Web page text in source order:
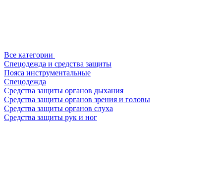
Все категории
Спецодежда и средства защиты
Пояса инструментальные
Спецодежда
Средства защиты органов дыхания
Средства защиты органов зрения и головы
Средства защиты органов слуха
Средства защиты рук и ног